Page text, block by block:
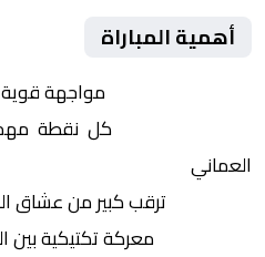
أهمية المباراة
مواجهة
كل نقطة
العماني
ترقب كبير من عشاق
معركة تكتيكية بين